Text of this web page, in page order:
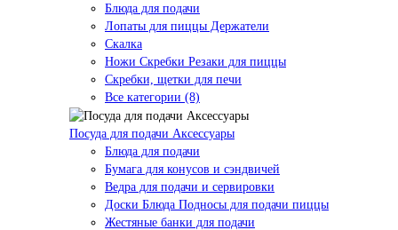
Блюда для подачи
Лопаты для пиццы Держатели
Скалка
Ножи Скребки Резаки для пиццы
Скребки, щетки для печи
Все категории (8)
Посуда для подачи Аксессуары
Блюда для подачи
Бумага для конусов и сэндвичей
Ведра для подачи и сервировки
Доски Блюда Подносы для подачи пиццы
Жестяные банки для подачи